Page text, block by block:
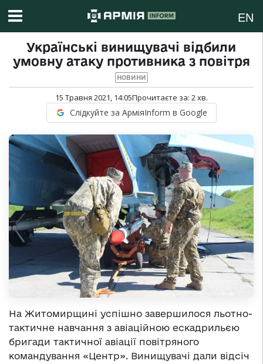
EN
Українські винищувачі відбили
умовну атаку противника з повітря
НОВИНИ
15 Травня 2021, 14:05Прочитаєте за: 2хв.
Слідкуйте за АрміяInform в Google
На Житомирщині успішно завершилося льотно-
тактичне навчання з авіаційною ескадрильєю
бригади тактичної авіації повітряного
командування «Центр». Винищувачі дали відсіч